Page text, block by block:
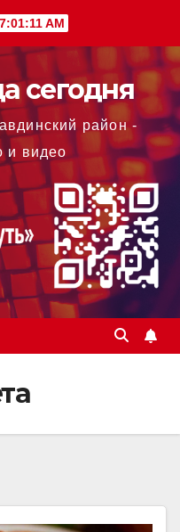
7:01:13 AM
сегодня
район -
и видео